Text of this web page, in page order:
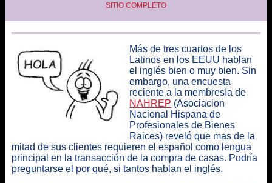
SITIO COMPLETO
Más de tres cuartos de los
Latinos en los EEUU hablan
el inglés bien o muy bien. Sin
embargo, una encuesta
reciente a la membresía de
NAHREP (Asociacion
Nacional Hispana de
Profesionales de Bienes
Raices) reveló que mas de la
mitad de sus clientes requieren el español como lengua
principal en la transacción de la compra de casas. Podría
preguntarse el por qué, si tantos hablan el inglés.